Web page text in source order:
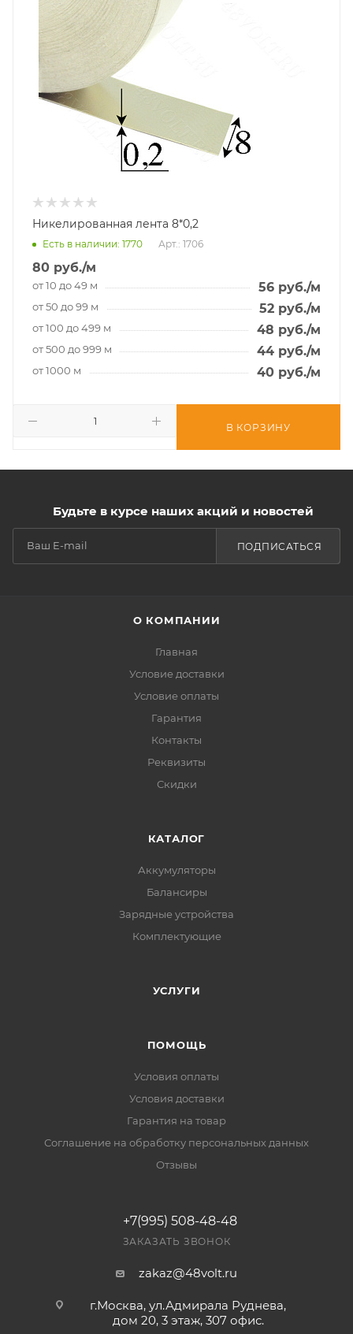
Никелированная лента 8*0,2
Есть в наличии: 1770 Арт.: 1706
80 руб./м
от 10 до 49 м 56 руб./м
от 50 до 99 м 52 руб./м
от 100 до 499 м 48 руб./м
от 500 до 999 м 44 руб./м
от 1000 м 40 руб./м
В КОРЗИНУ
Будьте в курсе наших акций и новостей
ПОДПИСАТЬСЯ
О КОМПАНИИ
Главная
Условие доставки
Условие оплаты
Гарантия
Контакты
Реквизиты
Скидки
КАТАЛОГ
Аккумуляторы
Балансиры
Зарядные устройства
Комплектующие
УСЛУГИ
ПОМОЩЬ
Условия оплаты
Условия доставки
Гарантия на товар
Соглашение на обработку персональных данных
Отзывы
+7(995) 508-48-48
ЗАКАЗАТЬ ЗВОНОК
zakaz@48volt.ru
г.Москва, ул.Адмирала Руднева,
дом 20, 3 этаж, 307 офис.